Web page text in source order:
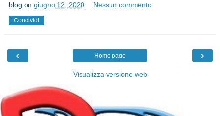
blog on giugno 12, 2020 Nessun commento:
Condividi
‹ ›
Home page
Visualizza versione web